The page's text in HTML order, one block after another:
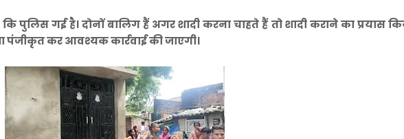
गई है। दोनों बालिग हैं अगर शादी करना चाहते हैं तो शादी कराने का प्रयास
पंजीकृत कर आवश्यक कार्रवाई की जाएगी।